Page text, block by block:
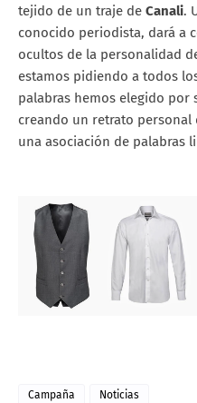
tejido de un traje de Canali.
conocido periodista, dará a
ocultos de la personalidad
estamos pidiendo a todos
palabras hemos elegido por
creando un retrato personal
una asociación de palabras
Campaña Noticias